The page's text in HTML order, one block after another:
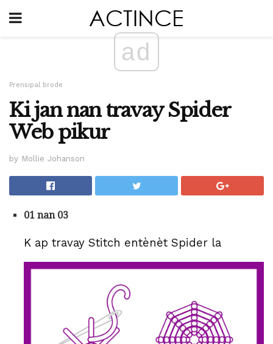
ad
Prensipal brode
Ki jan nan travay Spider
Web pikur
by Mollie Johanson
01 nan 03
K ap travay Stitch entènèt Spider la